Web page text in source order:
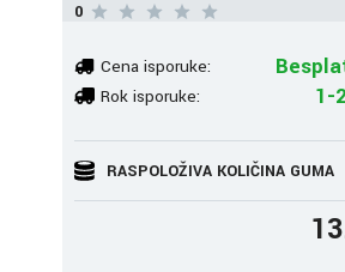
0
Cena isporuke:
Rok isporuke: 1-
RASPOLOŽIVA KOLIČINA GUMA